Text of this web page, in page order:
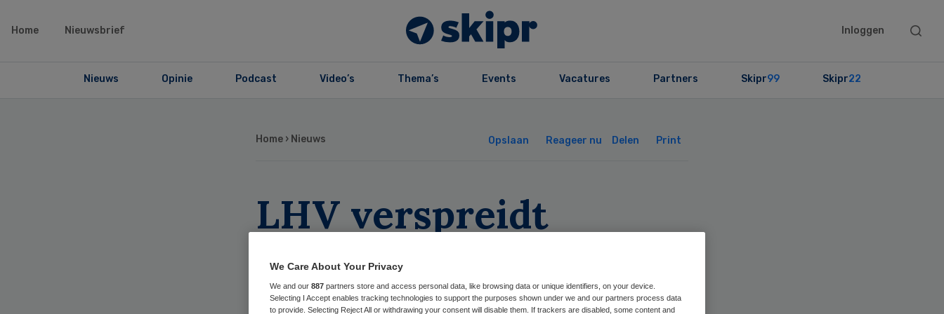
Home Nieuwsbrief Inloggen
Search
Nieuws Opinie Podcast Video’s Thema’s Events Vacatures Partners Skipr99 Skipr22
Home › Nieuws Opslaan Reageer nu Delen Print
LHV verspreidt
‘politieke’ posters
We Care About Your Privacy
We and our 887 partners store and access personal data, like browsing data or unique identifiers, on your device.
Selecting I Accept enables tracking technologies to support the purposes shown under we and our partners process data
to provide. Selecting Reject All or withdrawing your consent will disable them. If trackers are disabled, some content and